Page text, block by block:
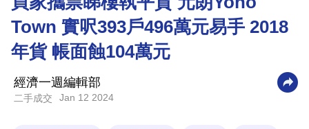
財
商
業
科
技
Town 實呎393戶496萬元易手 2018
年貨 帳面蝕104萬元
經濟一週編輯部
二手成交 Jan 12 2024